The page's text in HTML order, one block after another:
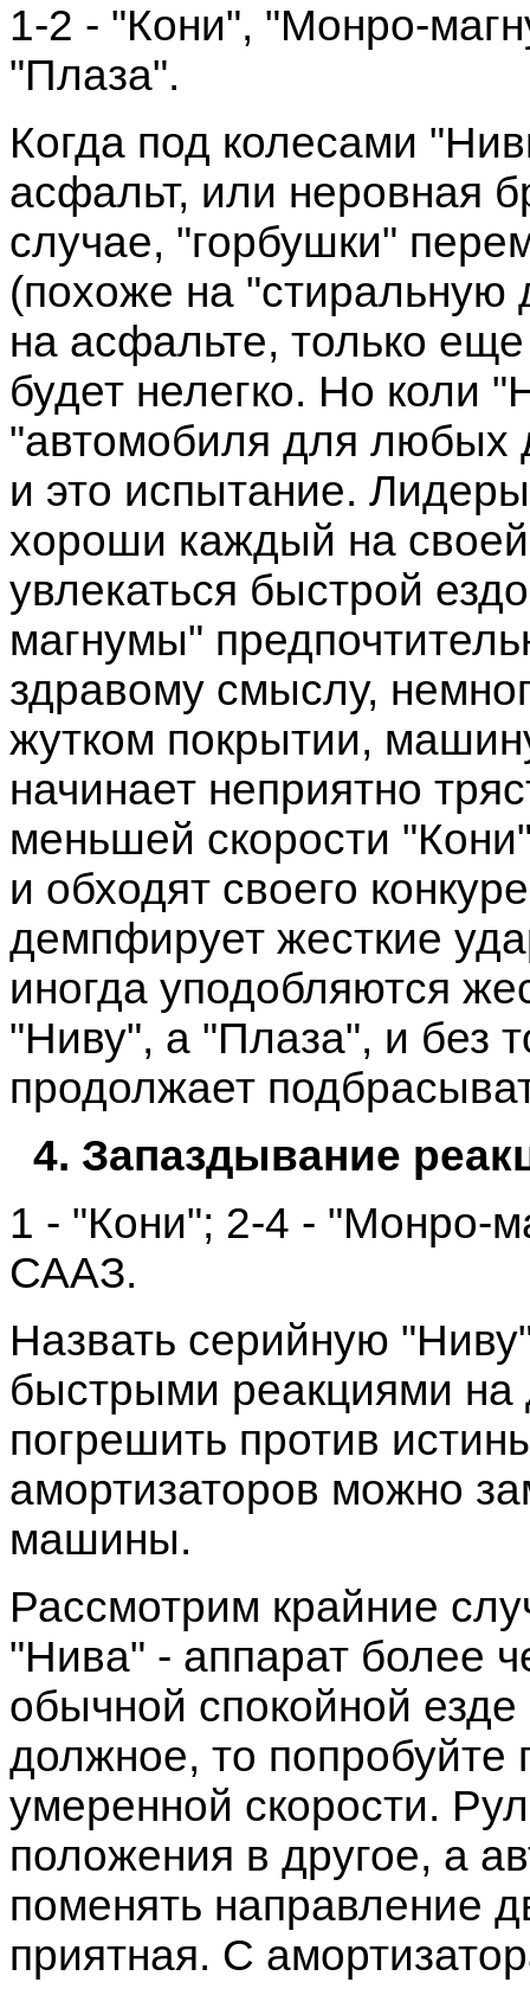
1-2 - "Кони", "Монро-
"Плаза".
Когда под колесами
асфальт, или неровная
случае, "горбушки"
(похоже на "стиральную
на асфальте, только
будет нелегко. Но коли
"автомобиля для любых
и это испытание.
хороши каждый на
увлекаться быстрой
магнумы"
здравому смыслу,
жутком покрытии,
начинает неприятно
меньшей скорости
и обходят своего
демпфирует жесткие
иногда уподобляются
"Ниву", а "Плаза", и без
продолжает
4. Запаздывание
1 - "Кони"; 2-4 - "Монро-
СААЗ.
Назвать серийную
быстрыми реакциями на
погрешить против
амортизаторов можно
машины.
Рассмотрим крайние
"Нива" - аппарат более
обычной спокойной
должное, то попробуйте
умеренной скорости.
положения в другое, а
поменять направление
приятная. С